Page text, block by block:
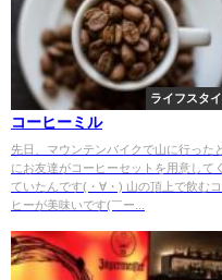
ライフスタ
コーヒーミル
先日、マウンテンバイクで山に行った
にお友達がコーヒーセットを用意して
ていたんです(・∀・) 山の頂上で飲む
ヒーが美味いです(￣ー...